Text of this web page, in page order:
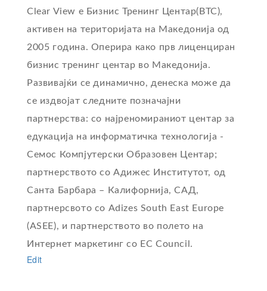
Clear View е Бизнис Тренинг Центар(BTC),
активен на територијата на Македонија од
2005 година. Оперира како прв лиценциран
бизнис тренинг центар во Македонија.
Развивајќи се динамично, денеска може да
се издвојат следните позначајни
партнерства: со најреномираниот центар за
едукација на информатичка технологија -
Семос Компјутерски Образовен Центар;
партнерството со Адижес Институтот, од
Санта Барбара – Калифорниjа, САД,
партнерсвото со Adizes South East Europe
(ASEE), и партнерството во полето на
Интернет маркетинг со EC Council.
Edit